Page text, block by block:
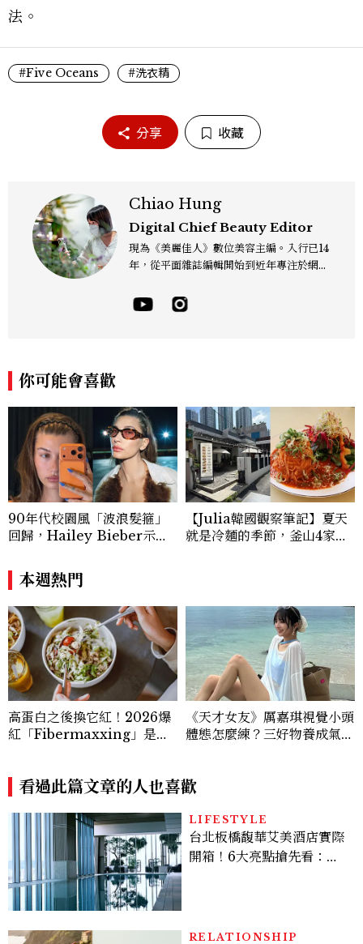
法。
#Five Oceans #洗衣精
分享 收藏
Chiao Hung
Digital Chief Beauty Editor
現為《美麗佳人》數位美容主編。入行已14
年，從平面雜誌編輯開始到近年專注於網路
耕彩妝、保養、香氛、頭髮...等與美有關的
面向。擅長以細膩敏銳的觀察力，深入報導
你可能會喜歡
90年代校園風「波浪髮箍」
回歸，Hailey Bieber示範
u髮箍未開賣先爆紅！
【Julia韓國觀察筆記】夏天
就是冷麵的季節，釜山4家必
本週熱門
高蛋白之後換它紅！2026爆
紅「Fibermaxxing」是什
《天才女友》厲嘉琪視覺小頭
體態怎麼練？三好物養成氣血
看過此篇文章的人也喜歡
LIFESTYLE
台北板橋馥華艾美酒店實際
開箱！6大亮點搶先看：新
RELATIONSHIP